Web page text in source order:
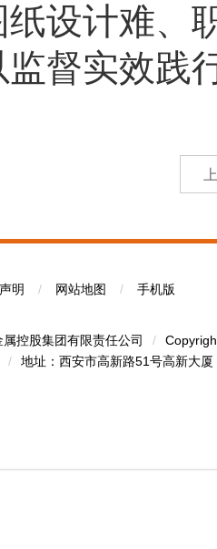
纸设计难、
监督实效践
明 / 网站地图 / 手机版
控股集团有限责任公司 /
/
地址：西安市高新路51号高新大厦